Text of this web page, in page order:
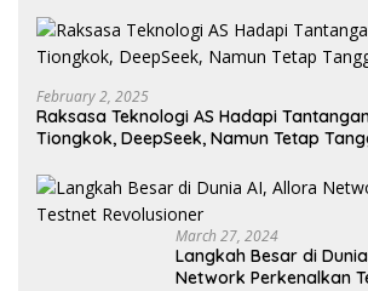
February 2, 2025
Raksasa Teknologi AS Hadapi
Tiongkok, DeepSeek, Namun Tetap
March 27, 2024
Langkah Besar di
Network Perkenalkan